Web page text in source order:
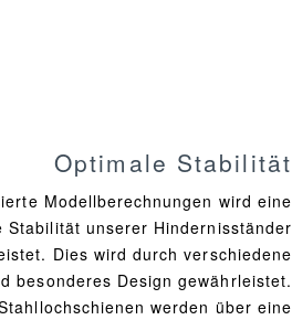
Optimale Stabilität
Modellberechnungen wird eine
Stabilität unserer Hindernisständer
Dies wird durch verschiedene
besonderes Design gewährleistet.
werden über eine